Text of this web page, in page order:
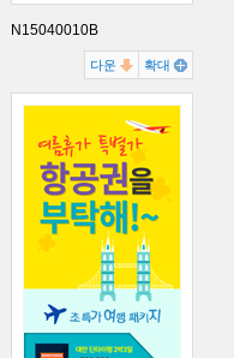
N15040010B
다운 확대